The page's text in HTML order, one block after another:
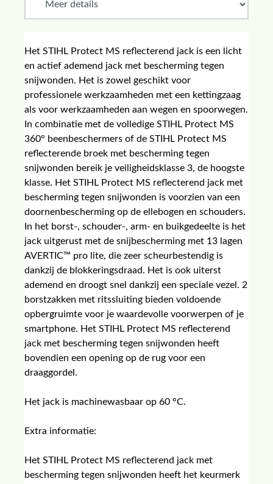
Het STIHL Protect MS reflecterend jack is een licht
en actief ademend jack met bescherming tegen
snijwonden. Het is zowel geschikt voor
professionele werkzaamheden met een kettingzaag
als voor werkzaamheden aan wegen en spoorwegen.
In combinatie met de volledige STIHL Protect MS
360° beenbeschermers of de STIHL Protect MS
reflecterende broek met bescherming tegen
snijwonden bereik je veiligheidsklasse 3, de hoogste
klasse. Het STIHL Protect MS reflecterend jack met
bescherming tegen snijwonden is voorzien van een
doornenbescherming op de ellebogen en schouders.
In het borst-, schouder-, arm- en buikgedeelte is het
jack uitgerust met de snijbescherming met 13 lagen
AVERTIC™ pro lite, die zeer scheurbestendig is
dankzij de blokkeringsdraad. Het is ook uiterst
ademend en droogt snel dankzij een speciale vezel. 2
borstzakken met ritssluiting bieden voldoende
opbergruimte voor je waardevolle voorwerpen of je
smartphone. Het STIHL Protect MS reflecterend
jack met bescherming tegen snijwonden heeft
bovendien een opening op de rug voor een
draaggordel.
Het jack is machinewasbaar op 60 °C.
Extra informatie:
Het STIHL Protect MS reflecterend jack met
bescherming tegen snijwonden heeft het keurmerk